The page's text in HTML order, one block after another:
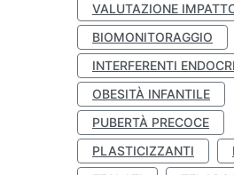
VALUTAZIONE
BIOMONITORAGGIO
INTERFERENTI
OBESITÀ INFANTILE
PUBERTÀ PRECOCE
PLASTICIZZANTI